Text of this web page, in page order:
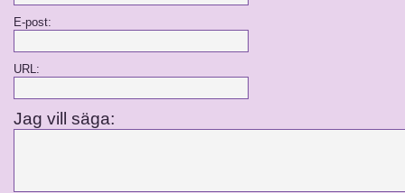
E-post:
URL:
Jag vill säga: